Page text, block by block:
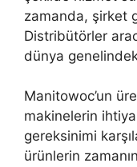
zamanda, şirket
Distribütörler
dünya
Manitowoc’un
makinelerin
gereksinimi
ürünlerin